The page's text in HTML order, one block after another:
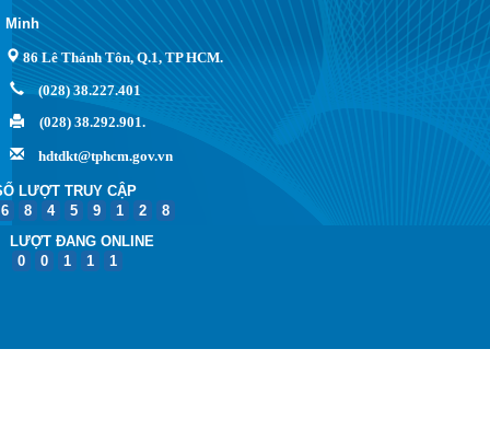
Minh
86 Lê Thánh Tôn, Q.1, TP HCM.
(028) 38.227.401
(028) 38.292.901.
hdtdkt@tphcm.gov.vn
LƯỢT TRUY CẬP
6
8 4 5 9 1 2
8
LƯỢT ĐANG ONLINE
0
0 1 1 1